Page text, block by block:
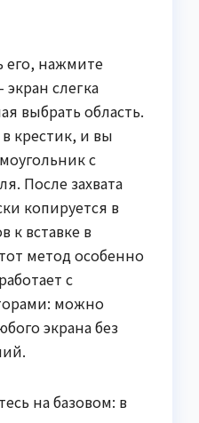
его, нажмите
слегка
выбрать область.
крестик, и вы
с
После захвата
копируется в
к вставке в
метод особенно
с
можно
экрана без
на базовом: в